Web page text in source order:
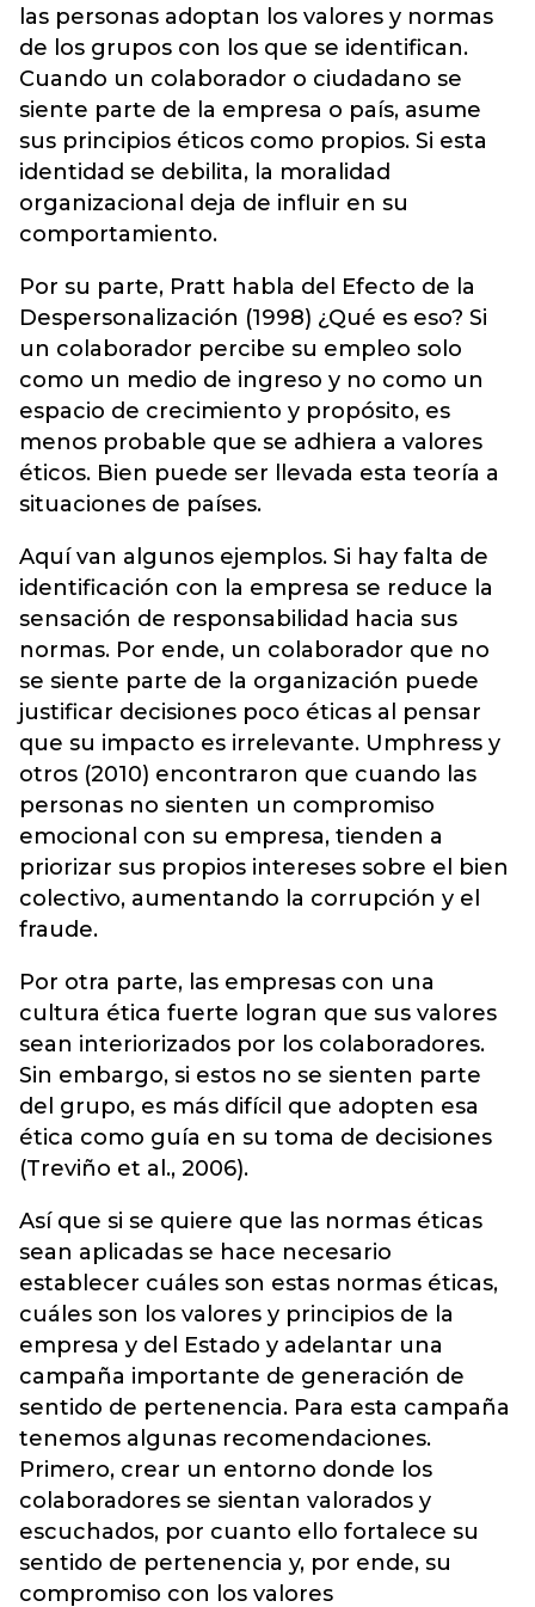
las personas adoptan los valores y normas
de los grupos con los que se identifican.
Cuando un colaborador o ciudadano se
siente parte de la empresa o país, asume
sus principios éticos como propios. Si esta
identidad se debilita, la moralidad
organizacional deja de influir en su
comportamiento.
Por su parte, Pratt habla del Efecto de la
Despersonalización (1998) ¿Qué es eso? Si
un colaborador percibe su empleo solo
como un medio de ingreso y no como un
espacio de crecimiento y propósito, es
menos probable que se adhiera a valores
éticos. Bien puede ser llevada esta teoría a
situaciones de países.
Aquí van algunos ejemplos. Si hay falta de
identificación con la empresa se reduce la
sensación de responsabilidad hacia sus
normas. Por ende, un colaborador que no
se siente parte de la organización puede
justificar decisiones poco éticas al pensar
que su impacto es irrelevante. Umphress y
otros (2010) encontraron que cuando las
personas no sienten un compromiso
emocional con su empresa, tienden a
priorizar sus propios intereses sobre el bien
colectivo, aumentando la corrupción y el
fraude.
Por otra parte, las empresas con una
cultura ética fuerte logran que sus valores
sean interiorizados por los colaboradores.
Sin embargo, si estos no se sienten parte
del grupo, es más difícil que adopten esa
ética como guía en su toma de decisiones
(Treviño et al., 2006).
Así que si se quiere que las normas éticas
sean aplicadas se hace necesario
establecer cuáles son estas normas éticas,
cuáles son los valores y principios de la
empresa y del Estado y adelantar una
campaña importante de generación de
sentido de pertenencia. Para esta campaña
tenemos algunas recomendaciones.
Primero, crear un entorno donde los
colaboradores se sientan valorados y
escuchados, por cuanto ello fortalece su
sentido de pertenencia y, por ende, su
compromiso con los valores